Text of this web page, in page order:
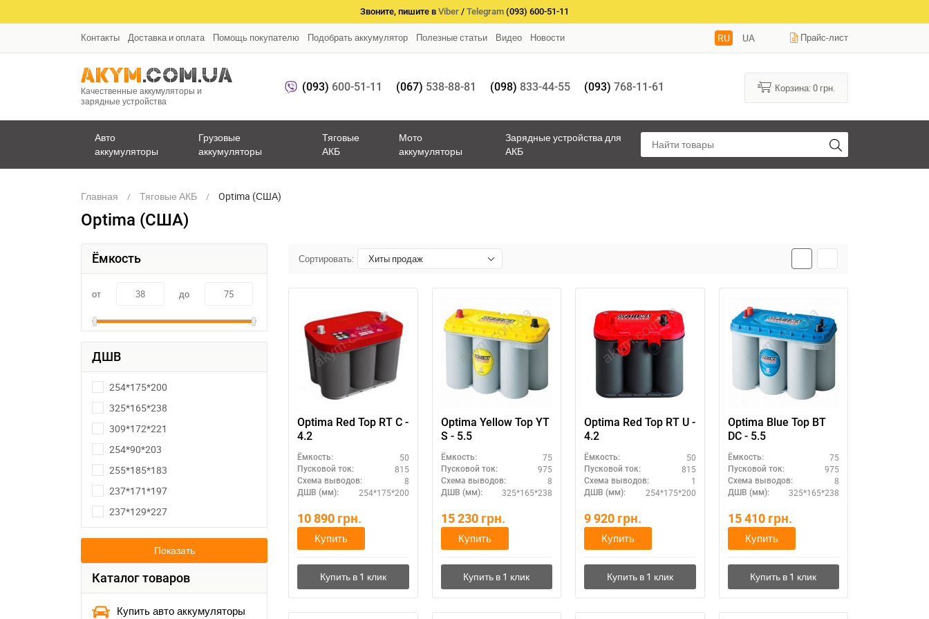
Звоните, пишите в Viber / Telegram (093) 600-51-11
Контакты Доставка и оплата Помощь покупателю Подобрать аккумулятор Полезные статьи Видео Новости RU UA Прайс-лист
Качественные аккумуляторы и
зарядные устройства
(093) 600-51-11 (067) 538-88-81 (098) 833-44-55 (093) 768-11-61 Корзина:0 грн.
Авто
аккумуляторы
Грузовые
аккумуляторы
Тяговые
АКБ
Мото
аккумуляторы
Зарядные устройства для
АКБ
Главная Тяговые АКБ Optima (США)
Optima (США)
Ёмкость
от до
ДШВ
254*175*200
325*165*238
309*172*221
254*90*203
255*185*183
237*171*197
237*129*227
Показать
Каталог товаров
Купить авто аккумуляторы
Сортировать: Хиты продаж
Optima Red Top RT C -
4.2
Ёмкость: 50
Пусковой ток: 815
Схема выводов: 8
ДШВ (мм): 254*175*200
10 890 грн.
Купить
Optima Yellow Top YT
S - 5.5
Ёмкость: 75
Пусковой ток: 975
Схема выводов: 8
ДШВ (мм): 325*165*238
15 230 грн.
Купить
Optima Red Top RT U -
4.2
Ёмкость: 50
Пусковой ток: 815
Схема выводов: 1
ДШВ (мм): 254*175*200
9 920 грн.
Купить
Optima Blue Top BT
DC - 5.5
Ёмкость: 75
Пусковой ток: 975
Схема выводов: 8
ДШВ (мм): 325*165*238
15 410 грн.
Купить